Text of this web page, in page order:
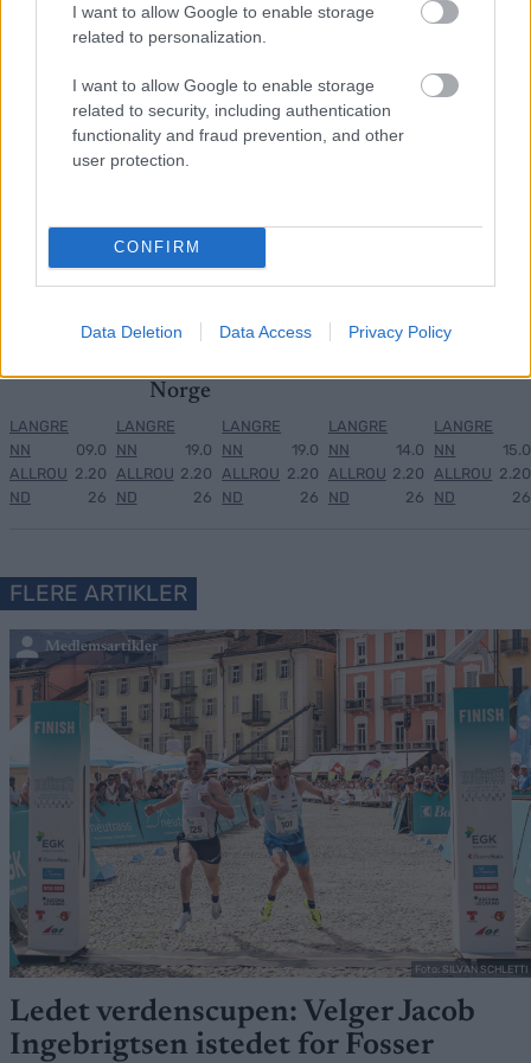
I want to allow Google to enable storage
related to personalization.
I want to allow Google to enable storage
related to security, including authentication
functionality and fraud prevention, and other
user protection.
CONFIRM
Data Deletion Data Access Privacy Policy
Vrake
verde
nsmes
skal
gå
OL-
en...
LANGRE
NN
ALLROU
ND
09.0
2.20
26
2 Går
for
sitt
sjette
gull –
går
femm
Norge
LANGRE
NN
ALLROU
ND
19.0
2.20
26
3 Disse
går
OL-
LANGRE
NN
ALLROU
ND
19.0
2.20
26
4 Feiret
OL-
gullet
fter:
kjære
LANGRE
NN
ALLROU
ND
14.0
2.20
26
5
LANGRE
NN
ALLROU
ND
15.0
2.20
26
FLERE ARTIKLER
Medlemsartikler
Foto: SILVAN SCHLETTI
Ledet verdenscupen: Velger Jacob
Ingebrigtsen istedet for Fosser